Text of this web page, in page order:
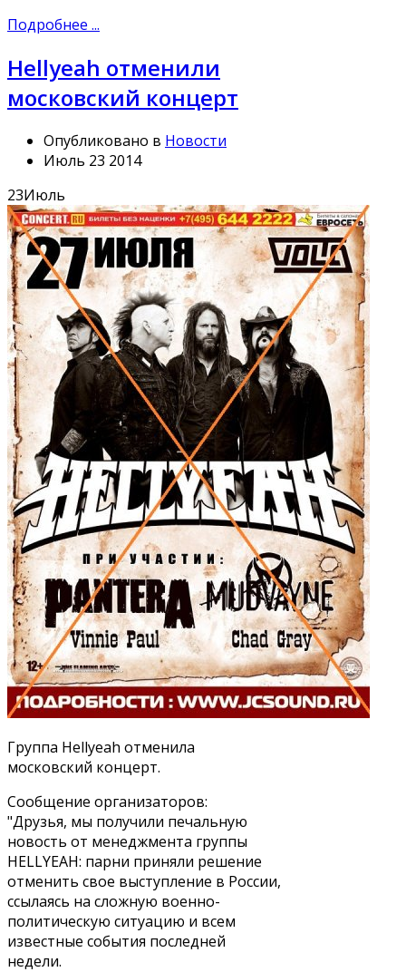
Подробнее ...
Hellyeah отменили
московский концерт
Опубликовано в Новости
Июль 23 2014
23Июль
Группа Hellyeah отменила
московский концерт.
Сообщение организаторов:
"Друзья, мы получили печальную
новость от менеджмента группы
HELLYEAH: парни приняли решение
отменить свое выступление в России,
ссылаясь на сложную военно-
политическую ситуацию и всем
известные события последней
недели.